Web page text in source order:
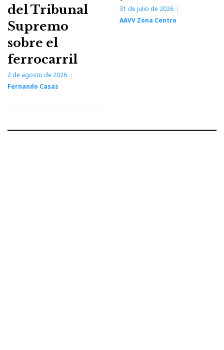
del Tribunal
Supremo
sobre el
ferrocarril
2 de agosto de 2026
Fernando Casas
31 de julio de 2026
AAVV Zona Centro